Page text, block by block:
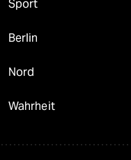
Sport
Berlin
Nord
Wahrheit